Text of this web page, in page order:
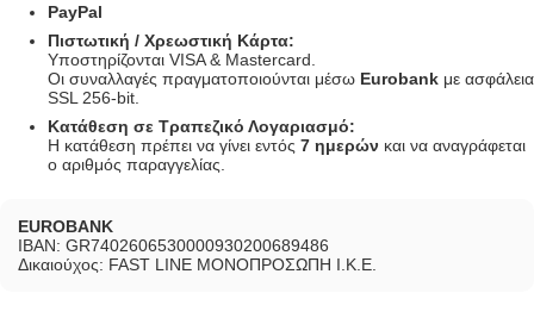
PayPal
Πιστωτική / Χρεωστική Κάρτα:
Υποστηρίζονται VISA & Mastercard.
Οι συναλλαγές πραγματοποιούνται μέσω Eurobank με ασφάλεια
SSL 256-bit.
Κατάθεση σε Τραπεζικό Λογαριασμό:
Η κατάθεση πρέπει να γίνει εντός 7 ημερών και να αναγράφεται
ο αριθμός παραγγελίας.
EUROBANK
IBAN: GR7402606530000930200689486
Δικαιούχος: FAST LINE ΜΟΝΟΠΡΟΣΩΠΗ Ι.Κ.Ε.